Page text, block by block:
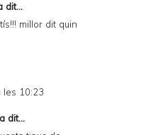
dit...
millor dit quin
les 10:23
dit...